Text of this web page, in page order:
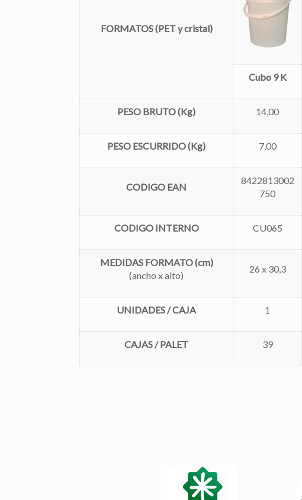
FORMATOS(PET y cristal)
Cubo 9 K
PESO BRUTO (Kg) 14,00
PESO ESCURRIDO (Kg) 7,00
CODIGO EAN
8422813002
750
CODIGO INTERNO CU065
MEDIDAS FORMATO (cm)
(ancho x alto)
26 x 30,3
UNIDADES / CAJA 1
CAJAS / PALET 39